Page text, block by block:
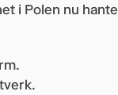
i Polen nu